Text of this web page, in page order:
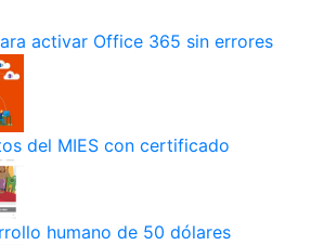
activar Office 365 sin errores
del MIES con certificado
humano de 50 dólares